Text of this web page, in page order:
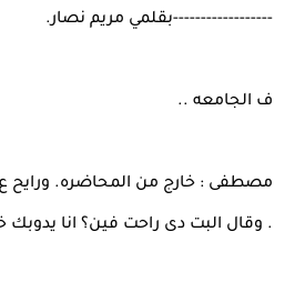
------------------بقلمي مريم نصار.
ف الجامعه ..
مصطفى : خارج من المحاضره. ورايح ع
. وقال البت دى راحت فين؟ انا يدوبك